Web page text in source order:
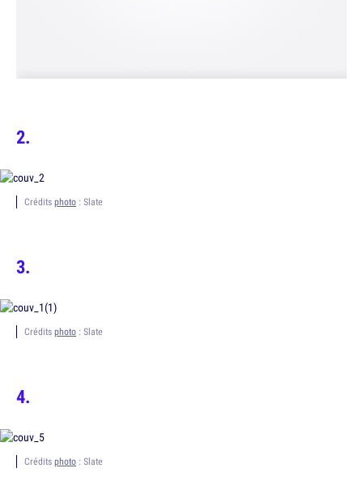
Crédits photo : Slate
Crédits photo : Slate
Crédits photo : Slate